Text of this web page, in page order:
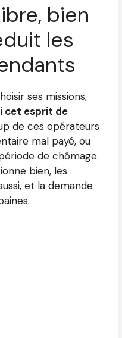
bien
les
ses missions,
cet esprit de
de ces opérateurs
mal payé, ou
de chômage.
bien, les
et la demande